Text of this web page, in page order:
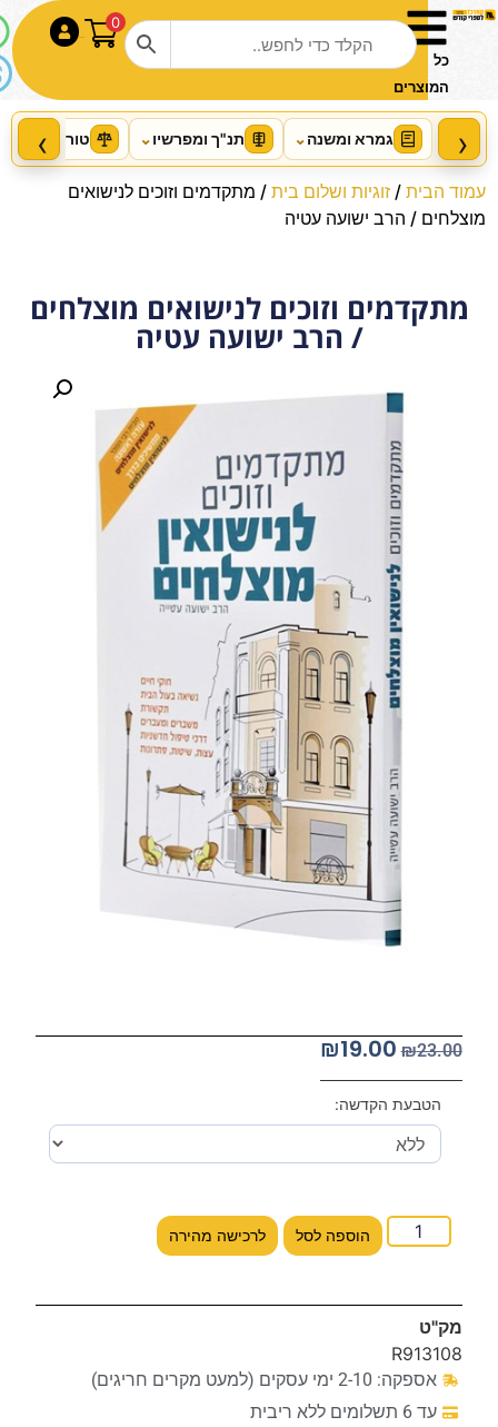
נר הבדלה דקורטיבי כחול לבן
0
כל
המוצרים
‹ גמרא ומשנה⌄ תנ"ך ומפרשיו⌄ טור ושו"ע ›
עמוד הבית/ זוגיות ושלום בית/ מתקדמים וזוכים לנישואים
מוצלחים / הרב ישועה עטיה
מתקדמים וזוכים לנישואים מוצלחים
/ הרב ישועה עטיה
₪23.00
₪19.00
הטבעת הקדשה:
הוספה לסל לרכישה מהירה
מק"ט
R913108
אספקה: 2-10 ימי עסקים (למעט מקרים חריגים)
עד 6 תשלומים ללא ריבית